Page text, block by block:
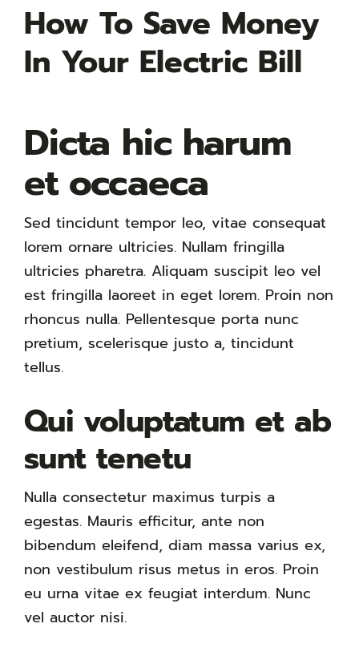
How To Save Money
In Your Electric Bill
Dicta hic harum
et occaeca
Sed tincidunt tempor leo, vitae consequat
lorem ornare ultricies. Nullam fringilla
ultricies pharetra. Aliquam suscipit leo vel
est fringilla laoreet in eget lorem. Proin non
rhoncus nulla. Pellentesque porta nunc
pretium, scelerisque justo a, tincidunt
tellus.
Qui voluptatum et ab
sunt tenetu
Nulla consectetur maximus turpis a
egestas. Mauris efficitur, ante non
bibendum eleifend, diam massa varius ex,
non vestibulum risus metus in eros. Proin
eu urna vitae ex feugiat interdum. Nunc
vel auctor nisi.